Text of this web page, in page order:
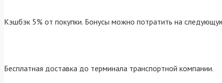
Кэшбэк 5% от покупки. Бонусы можно потратить на
Бесплатная доставка до терминала транспортной компании.